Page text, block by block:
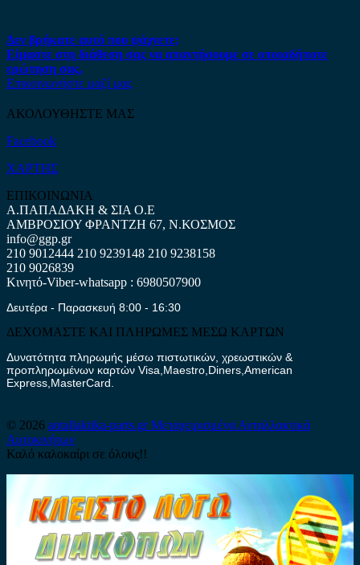
Δεν βρήκατε αυτό που ψάχνετε;
Είμαστε στη διάθεση σας να απαντήσουμε σε οποιαδήποτε
ερώτηση σας.
Επικοινωνήστε μαζί μας
ΑΚΟΛΟΥΘΗΣΤΕ ΜΑΣ
Facebook
ΧΑΡΤΗΣ
ΕΠΙΚΟΙΝΩΝΙΑ
Α.ΠΑΠΑΔΑΚΗ & ΣΙΑ Ο.Ε
ΑΜΒΡΟΣΙΟΥ ΦΡΑΝΤΖΗ 67, Ν.ΚΟΣΜΟΣ
info@ggp.gr
210 9012444 210 9239148 210 9238158
210 9026839
Κινητό-Viber-whatsapp : 6980507900
Δευτέρα - Παρασκευή 8:00 - 16:30
ΔΕΧΟΜΑΣΤΕ ΚΑΙ ΠΛΗΡΩΜΕΣ ΜΕΣΩ ΚΑΡΤΩΝ
Δυνατότητα πληρωμής μέσω πιστωτικών, χρεωστικών &
προπληρωμένων καρτών Visa,Maestro,Diners,American
Express,MasterCard.
© 2026 antallaktika-parts.grΜεταχειρισμένα Ανταλλακτικά
Αυτοκινήτων
Καλό καλοκαίρι σε όλους!!